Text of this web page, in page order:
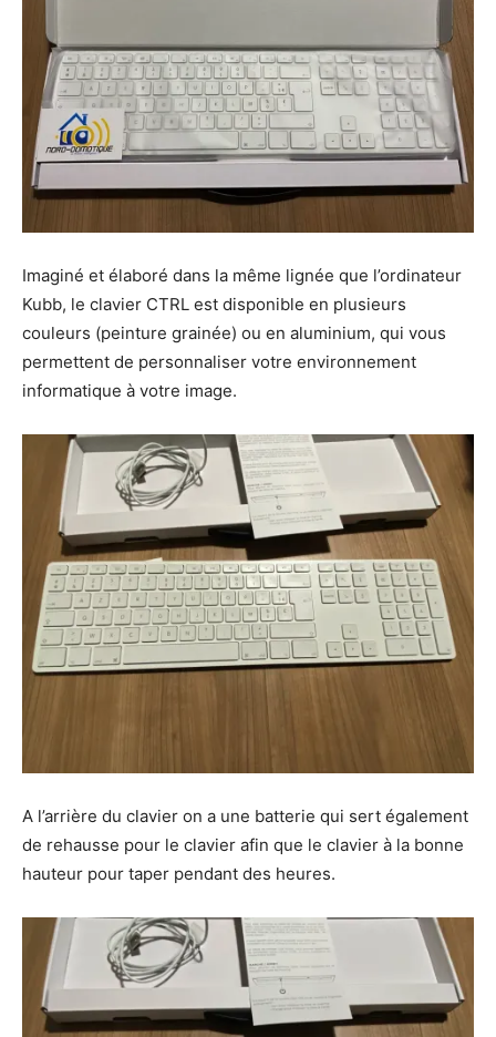
Imaginé et élaboré dans la même lignée que l’ordinateur
Kubb, le clavier CTRL est disponible en plusieurs
couleurs (peinture grainée) ou en aluminium, qui vous
permettent de personnaliser votre environnement
informatique à votre image.
A l’arrière du clavier on a une batterie qui sert également
de rehausse pour le clavier afin que le clavier à la bonne
hauteur pour taper pendant des heures.